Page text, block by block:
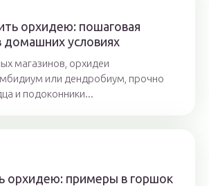
орхидею: пошаговая
домашних условиях
магазинов, орхидеи
или дендробиум, прочно
и подоконники...
орхидею: примеры в горшок